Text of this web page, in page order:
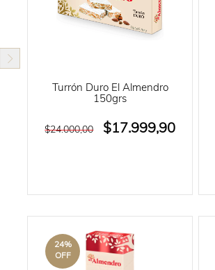
Turrón Duro El Almendro
150grs
$24.000,00 $17.999,90
24%
OFF